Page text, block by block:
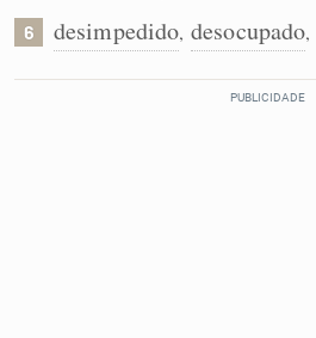
6 desimpedido, desocupado,